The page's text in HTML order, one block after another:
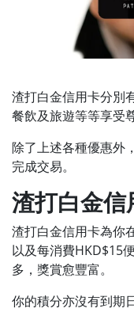
渣打白金信用卡分別
餐飲及旅遊等等享受
除了上述各種優惠外
完成交易。
渣打白金信
渣打白金信用卡為你
以及每消費HKD$15
多，獎賞愈豐富。
你的積分亦沒有到期